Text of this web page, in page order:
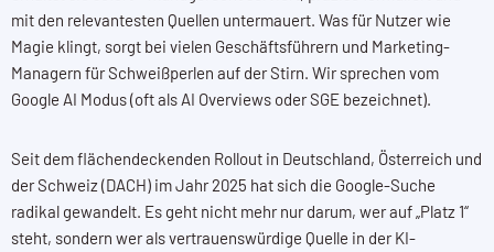
mit den relevantesten Quellen untermauert. Was für Nutzer wie
Magie klingt, sorgt bei vielen Geschäftsführern und Marketing-
Managern für Schweißperlen auf der Stirn. Wir sprechen vom
Google AI Modus (oft als AI Overviews oder SGE bezeichnet).
Seit dem flächendeckenden Rollout in Deutschland, Österreich und
der Schweiz (DACH) im Jahr 2025 hat sich die Google-Suche
radikal gewandelt. Es geht nicht mehr nur darum, wer auf „Platz 1“
steht, sondern wer als vertrauenswürdige Quelle in der KI-